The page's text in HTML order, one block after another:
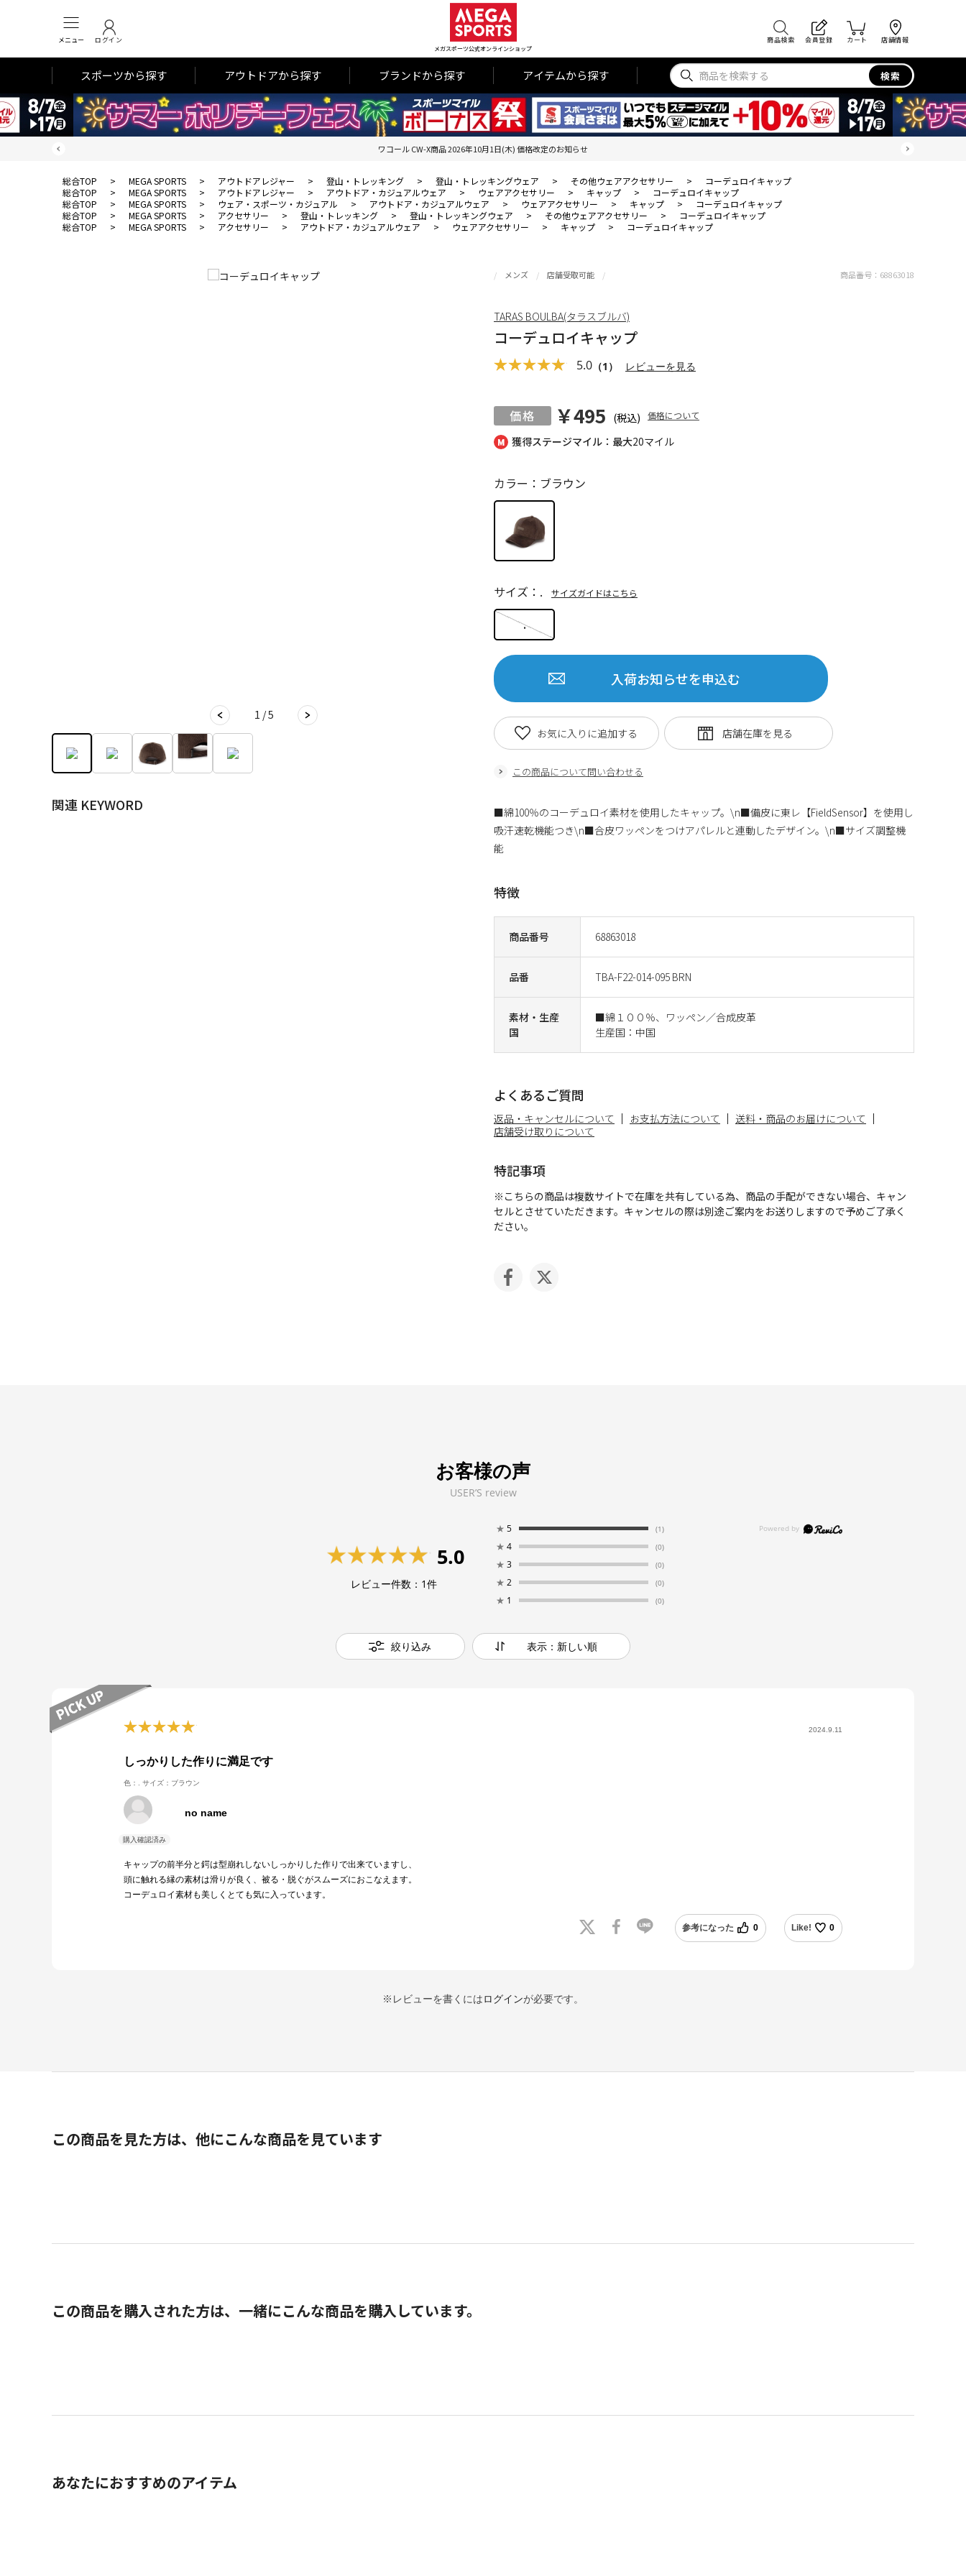
メニュー ログイン
メガスポーツ公式オンラインショップ
商品検索 会員登録 カート 店舗情報
スポーツから探す アウトドアから探す ブランドから探す アイテムから探す 検索
ワコール CW-X商品 2026年10月1日(木) 価格改定のお知らせ
総合TOP > MEGA SPORTS > アウトドアレジャー > 登山・トレッキング > 登山・トレッキングウェア > その他ウェアアクセサリー >
コーデュロイキャップ
総合TOP
> MEGA SPORTS > アウトドアレジャー > アウトドア・カジュアルウェア > ウェアアクセサリー > キャップ >
コーデュロイキャップ
総合TOP
> MEGA SPORTS > ウェア・スポーツ・カジュアル > アウトドア・カジュアルウェア > ウェアアクセサリー > キャップ >
コーデュロイキャップ
総合TOP
> MEGA SPORTS > アクセサリー > 登山・トレッキング > 登山・トレッキングウェア > その他ウェアアクセサリー >
コーデュロイキャップ
総合TOP
> MEGA SPORTS > アクセサリー > アウトドア・カジュアルウェア > ウェアアクセサリー > キャップ > コーデュロイキャップ
1 / 5
関連 KEYWORD
獲得ステージマイル：最大20マイル
メンズ 店舗受取可能
コーデュロイキャップ
5.0 （1） レビューを見る
￥495 (税込) 価格について
商品番号 68863018
品番 TBA-F22-014-095 BRN
素材・生産
国
■綿１００％、ワッペン／合成皮革
生産国：中国
カラー：ブラウン
.
サイズ：. サイズガイドはこちら
入荷お知らせを申込む
この商品について問い合わせる
お気に入りに追加する
商品番号： 68863018
TARAS BOULBA(タラスブルバ)
■綿100％のコーデュロイ素材を使用したキャップ。\n■備皮に東レ【FieldSensor】を使用し
吸汗速乾機能つき\n■合皮ワッペンをつけアパレルと連動したデザイン。\n■サイズ調整機
能
特徴
よくあるご質問
返品・キャンセルについて お支払方法について
送料・商品のお届けについて
店舗受け取りについて
特記事項
※こちらの商品は複数サイトで在庫を共有している為、商品の手配ができない場合、キャン
セルとさせていただきます。キャンセルの際は別途ご案内をお送りしますので予めご了承く
ださい。
お客様の声
USER’S review
5.0
レビュー件数： 1件
★ 5 (1)
★ 4 (0)
★ 3 (0)
★ 2 (0)
★ 1 (0)
絞り込み 表示：新しい順
2024.9.11
しっかりした作りに満足です
色：. サイズ：ブラウン
no name
キャップの前半分と鍔は型崩れしないしっかりした作りで出来ていますし、
頭に触れる縁の素材は滑りが良く、被る・脱ぐがスムーズにおこなえます。
コーデュロイ素材も美しくとても気に入っています。
参考になった 0 Like! 0
※レビューを書くにはログインが必要です。
この商品を見た方は、他にこんな商品を見ています
この商品を購入された方は、一緒にこんな商品を購入しています。
あなたにおすすめのアイテム